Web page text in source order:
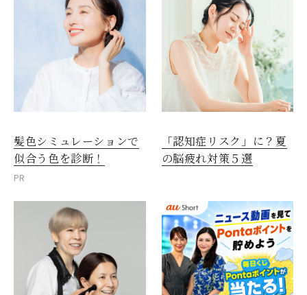
髪色シミュレーションで
似合う色を診断！
PR
「認知症リスク」に？夏
の脳疲れ対策５選